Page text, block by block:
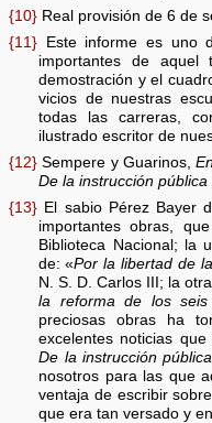
{10} Real provisión de 6 de
{11} Este informe es uno
importantes de aquel
demostración y el
vicios de nuestras
todas las carreras,
ilustrado escritor de
{12} Sempere y Guarinos,
De la instrucción pública
{13} El sabio Pérez Bayer
importantes obras,
Biblioteca Nacional; la
de: «Por la libertad de
N. S. D. Carlos III; la
la reforma de los seis
preciosas obras ha
excelentes noticias
De la instrucción
nosotros para las que
ventaja de escribir
que era tan versado y